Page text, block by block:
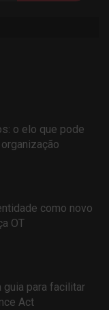
o elo que pode
como novo
OT
guia para facilitar
Act